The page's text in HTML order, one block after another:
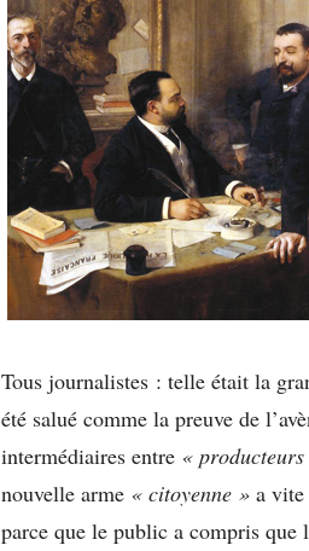
Tous journalistes : telle était la
été salué comme la preuve de
intermédiaires entre «
nouvelle arme « citoyenne » a vite
parce que le public a compris que